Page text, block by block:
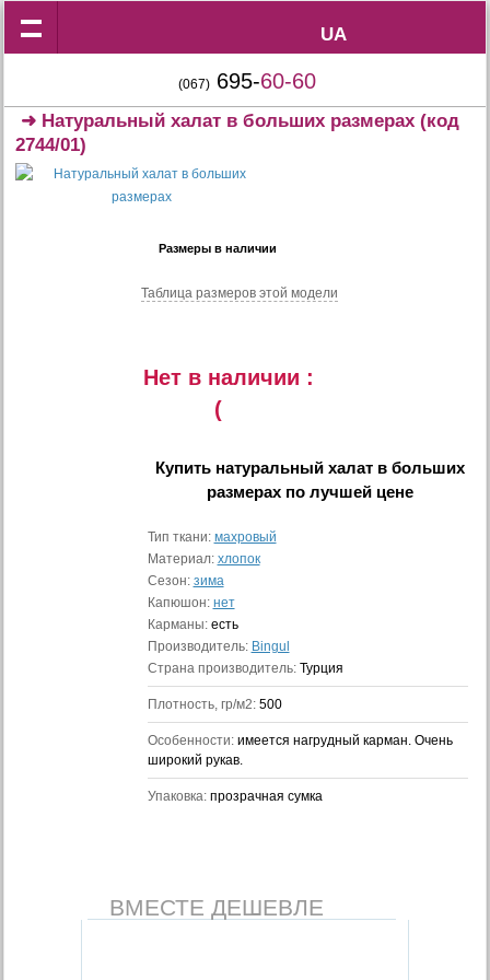
UA
UA
(067) 695-60-60
➜ Натуральный халат в больших размерах (код
2744/01)
Размеры в наличии
Таблица размеров этой модели
Нет в наличии :
(
Купить натуральный халат в больших
размерах по лучшей цене
Тип ткани: махровый
Материал: хлопок
Сезон: зима
Капюшон: нет
Карманы: есть
Производитель: Bingul
Страна производитель: Турция
Плотность, гр/м2: 500
Особенности: имеется нагрудный карман. Очень
широкий рукав.
Упаковка: прозрачная сумка
ВМЕСТЕ ДЕШЕВЛЕ